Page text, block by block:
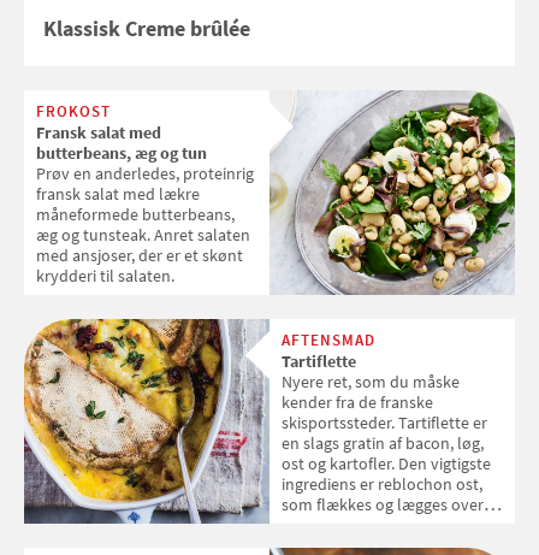
Klassisk Creme brûlée
FROKOST
Fransk salat med
butterbeans, æg og tun
Prøv en anderledes, proteinrig
fransk salat med lækre
måneformede butterbeans,
æg og tunsteak. Anret salaten
med ansjoser, der er et skønt
krydderi til salaten.
AFTENSMAD
Tartiflette
Nyere ret, som du måske
kender fra de franske
skisportssteder. Tartiflette er
en slags gratin af bacon, løg,
ost og kartofler. Den vigtigste
ingrediens er reblochon ost,
som flækkes og lægges over